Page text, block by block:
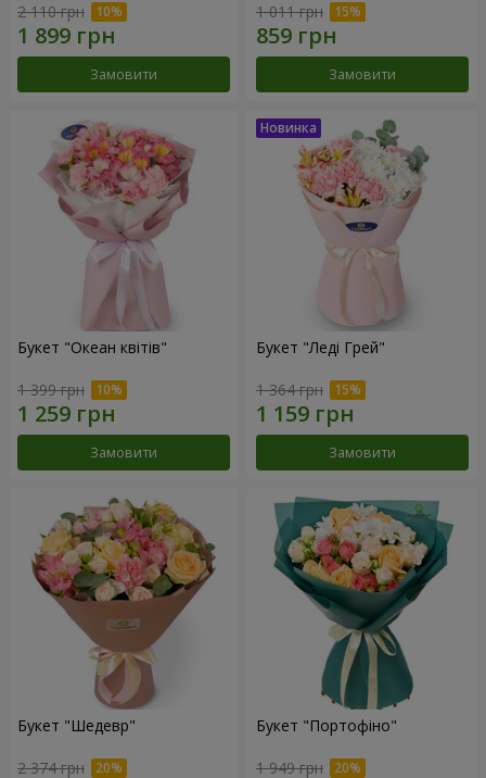
2 110 грн
Замовити
1 011 грн
Замовити
Букет "Океан квітів"
1 399 грн
Замовити
Букет "Леді Грей"
1 364 грн
Замовити
Букет "Шедевр"
2 374 грн
Букет "Портофіно"
1 949 грн